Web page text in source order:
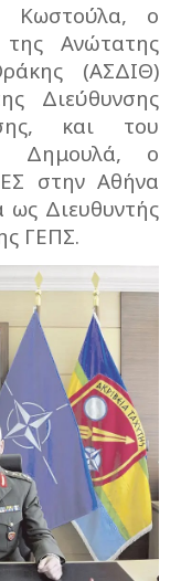
Κωστούλα, ο
Ανώτατης
(ΑΣΔΙΘ)
Διεύθυνσης
και του
Δημουλά, ο
στην Αθήνα
ως Διευθυντής
ΓΕΠΣ.